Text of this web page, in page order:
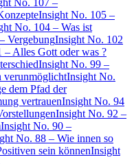
No. 107 –
Insight No. 105 –
No. 104 – Was ist
VergebungInsight No. 102
– Alles Gott oder was ?
Insight No. 99 –
verunmöglichtInsight No.
dem Pfad der
vertrauenInsight No. 94
Insight No. 92 –
Insight No. 90 –
No. 88 – Wie innen so
sein könnenInsight